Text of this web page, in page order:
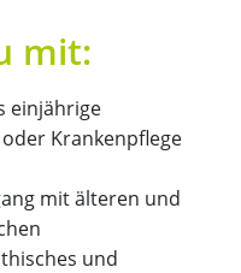
mit:
einjährige
Krankenpflege
mit älteren und
und